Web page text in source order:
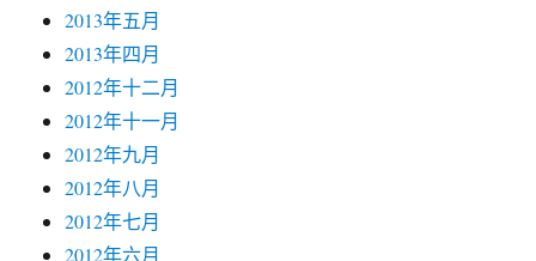
2013年五月
2013年四月
2012年十二月
2012年十一月
2012年九月
2012年八月
2012年七月
2012年六月